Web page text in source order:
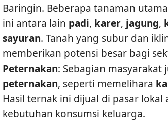
Baringin. Beberapa tanaman
ini antara lain padi, karer, jagung,
sayuran. Tanah yang subur dan
memberikan potensi besar bagi
Peternakan: Sebagian
peternakan, seperti memelihara
Hasil ternak ini dijual di pasar
kebutuhan konsumsi keluarga.